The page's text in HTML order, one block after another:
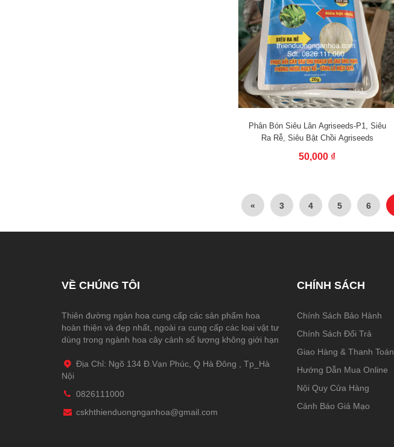
Phân Bón Siêu Lân Agriseeds-P1, Siêu
Ra Rễ, Siêu Bật Chồi Agriseeds
50,000 ₫
« 3 4 5 6
VỀ CHÚNG TÔI
Thiên đường ngàn hoa cung cấp các sản phẩm hoa
hoàn thiện và đẹp nhất, ngoài ra cung cấp các loại vật tư
dùng trong ngành hoa cây cảnh số lượng không giới hạn
Địa Chỉ: Ngõ 134 Đ.Vạn Phúc, Q Hà Đông , Tp_Hà
Nội
0826111000
cskhthienduongnganhoa@gmail.com
CHÍNH SÁCH
Chính Sách Bảo Hành
Chính Sách Đổi Trả
Giao Hàng & Thanh Toán
Hướng Dẫn Mua Online
Nội Quy Cửa Hàng
Cảnh Báo Giả Mạo